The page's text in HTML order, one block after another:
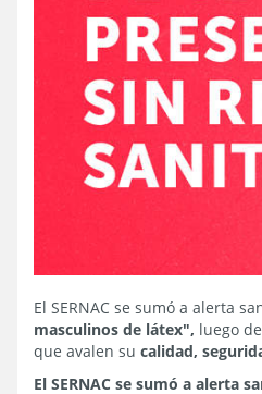
El SERNAC se sumó a alerta
masculinos de látex", luego
que avalen sucalidad,
El SERNAC se sumó a alerta